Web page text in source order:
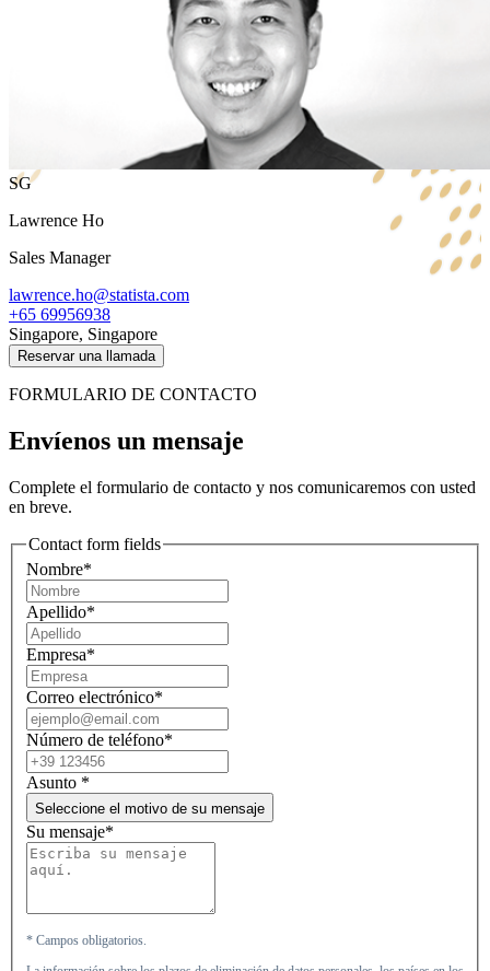
SG
Lawrence Ho
Sales Manager
lawrence.ho@statista.com
+65 69956938
Singapore, Singapore
Reservar una llamada
FORMULARIO DE CONTACTO
Envíenos un mensaje
Complete el formulario de contacto y nos comunicaremos con usted
en breve.
Contact form fields
Nombre*
Apellido*
Empresa*
Correo electrónico*
Número de teléfono*
Asunto *
Seleccione el motivo de su mensaje
Su mensaje*
* Campos obligatorios.